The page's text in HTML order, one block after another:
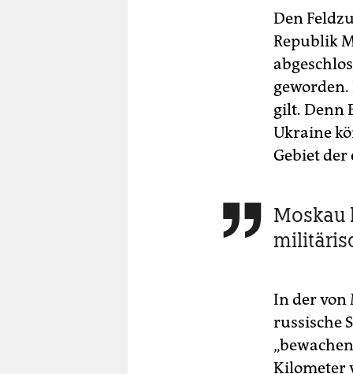
Den
Republik
gilt. Denn
Ukraine
Gebiet
 Moskau
In der von
russische
Kilometer